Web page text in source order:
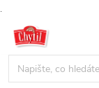
.
obsah